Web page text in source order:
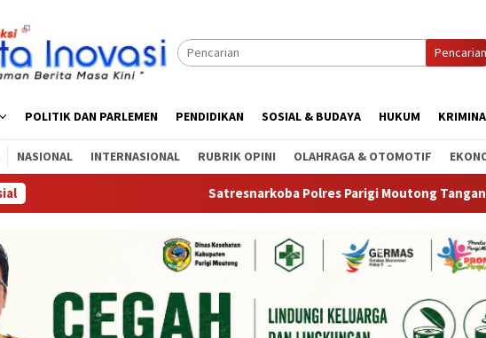
Pencarian
POLITIK DAN PARLEMEN PENDIDIKAN SOSIAL & BUDAYA HUKUM
NASIONAL INTERNASIONAL RUBRIK OPINI OLAHRAGA & OTOMOTIF
Satresnarkoba Polres Parigi Moutong Tangani 30 Kasus